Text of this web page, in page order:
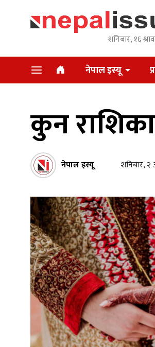
शनिबार, १६
नेपाल इस्यू
कुन राशिका
नेपाल इस्यू शनिबार,